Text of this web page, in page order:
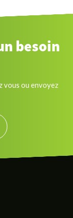
besoin
vous ou envoyez